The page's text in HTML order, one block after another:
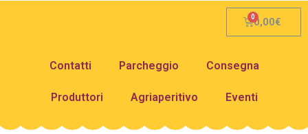
0,00€
Contatti Parcheggio Consegna
Produttori Agriaperitivo Eventi